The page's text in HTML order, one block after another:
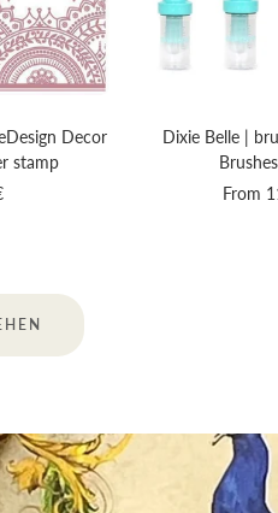
Decor
stamp
Dixie Belle |
Sale
From